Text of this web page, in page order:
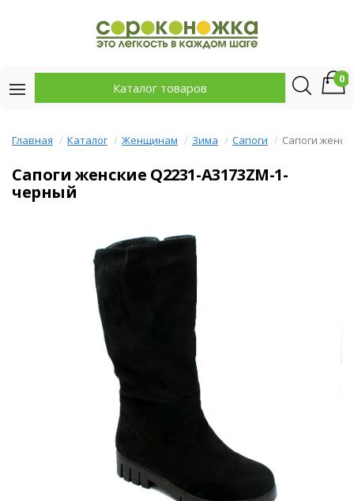
Каталог товаров
0
Главная Каталог Женщинам Зима Сапоги Сапоги
Сапоги женские Q2231-A3173ZM-1-
черный